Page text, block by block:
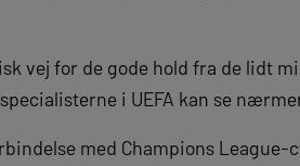
vej for de gode hold fra de lidt
i UEFA kan se
med Champions League-